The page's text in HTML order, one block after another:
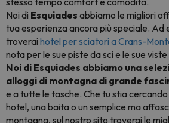
Noi di Esquiades abbiamo le migliori
tua esperienza ancora più speciale. Ad
troverai hotel per sciatori a Crans-
nota per le sue piste da sci e le sue
Noi di Esquiades abbiamo una
alloggi di montagna di grande
e a tutte le tasche. Che tu stia
hotel, una baita o un semplice ma
montagna, sul nostro sito troverai le